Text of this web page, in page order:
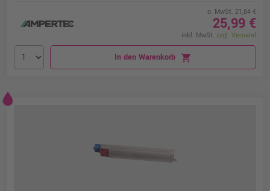
o. MwSt. 21,84 €
25,99 €
inkl. MwSt. zzgl. Versand
In den Warenkorb shopping_cart